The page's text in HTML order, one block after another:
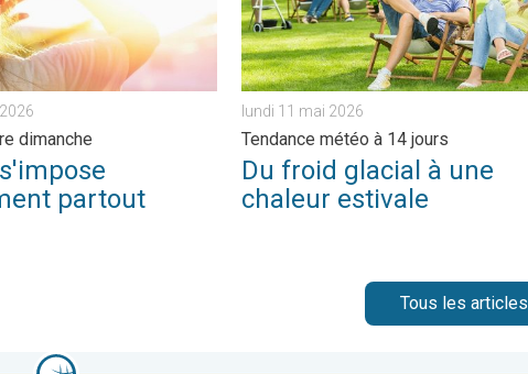
dimanche
partout
lundi 11 mai 2026
Tendance météo à 14 jours
Du froid glacial à une
chaleur estivale
Tous les articles